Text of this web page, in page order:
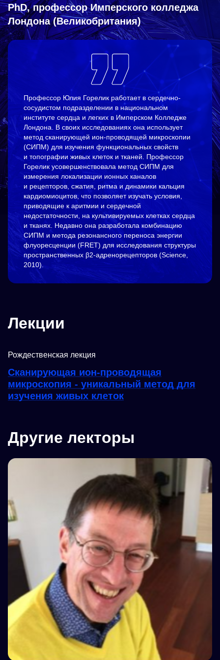
PhD, профессор Имперского колледжа
Лондона (Великобритания)
Профессор Юлия Горелик работает в сердечно-
сосудистом подразделении в национальном
институте сердца и легких в Имперском Колледже
Лондона. В своих исследованиях она использует
метод сканирующей ион-проводящей микроскопии
(СИПМ) для изучения функциональных свойств
и топографии живых клеток и тканей. Профессор
Горелик усовершенствовала метод СИПМ для
измерения локализации ионных каналов
и рецепторов, сжатия, ритма и динамики кальция
кардиомиоцитов, что позволяет изучать условия,
приводящие к аритмии и сердечной
недостаточности, на культивируемых клетках сердца
и тканях. Недавно она разработала комбинацию
СИПМ и метода резонансного переноса энергии
флуоресценции (FRET) для исследования структуры
пространственных β2-адренорецепторов (Science,
2010).
Лекции
Рождественская лекция
Сканирующая ион-проводящая
микроскопия - уникальный метод для
изучения живых клеток
Другие лекторы